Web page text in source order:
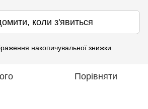
коли з'явиться
накопичувальної знижки
Порівняти